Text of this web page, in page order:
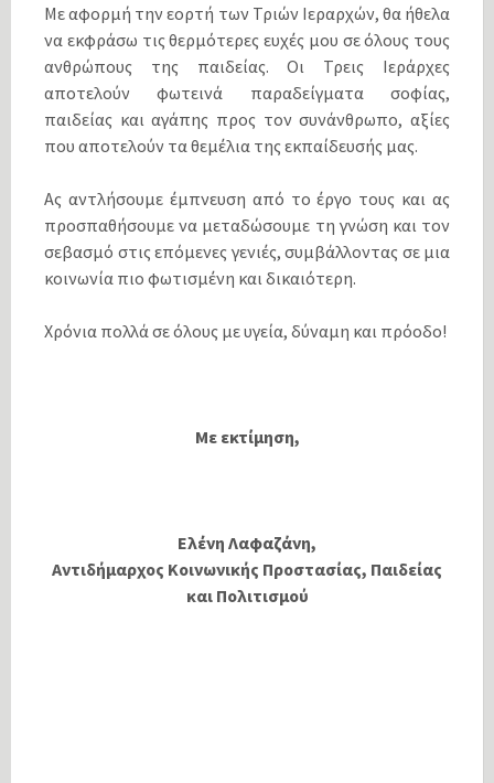
Με αφορμή την εορτή των Τριών Ιεραρχών, θα ήθελα
να εκφράσω τις θερμότερες ευχές μου σε όλους τους
ανθρώπους της παιδείας. Οι Τρεις Ιεράρχες
αποτελούν φωτεινά παραδείγματα σοφίας,
παιδείας και αγάπης προς τον συνάνθρωπο, αξίες
που αποτελούν τα θεμέλια της εκπαίδευσής μας.
Ας αντλήσουμε έμπνευση από το έργο τους και ας
προσπαθήσουμε να μεταδώσουμε τη γνώση και τον
σεβασμό στις επόμενες γενιές, συμβάλλοντας σε μια
κοινωνία πιο φωτισμένη και δικαιότερη.
Χρόνια πολλά σε όλους με υγεία, δύναμη και πρόοδο!
Με εκτίμηση,
Ελένη Λαφαζάνη,
Αντιδήμαρχος Κοινωνικής Προστασίας, Παιδείας
και Πολιτισμού